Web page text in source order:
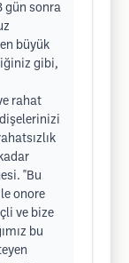
gün sonra
büyük
gibi,
rahat
"Bu
onore
ve bize
bu